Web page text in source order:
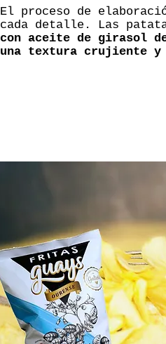
El proceso de
cada detalle. Las
con aceite de girasol
una textura crujiente y